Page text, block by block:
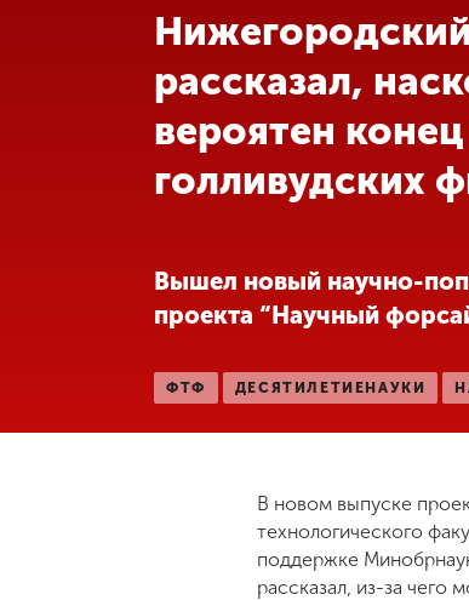
Абитуриенту
Обучение
Международная
деятельность
Другие виды
деятельности
рассказал,
вероятен конец
голливудских
Вышел новый научно-
проекта “Научный
ФТФ ДЕСЯТИЛЕТИЕНАУКИ
В новом выпуске
технологического
поддержке
рассказал, из-за чего